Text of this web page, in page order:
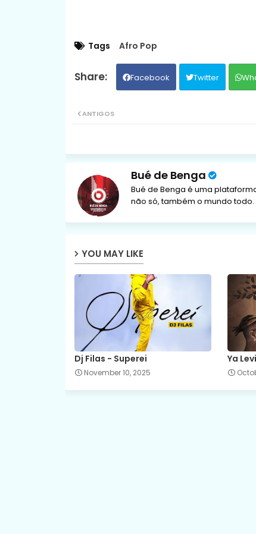
Tags Afro Pop
Facebook Twitter
ANTIGOS
Bué de Benga
Bué de Benga é uma
não só, também o mundo todo.
YOU MAY LIKE
Dj Filas - Superei
November 10, 2025
Ya